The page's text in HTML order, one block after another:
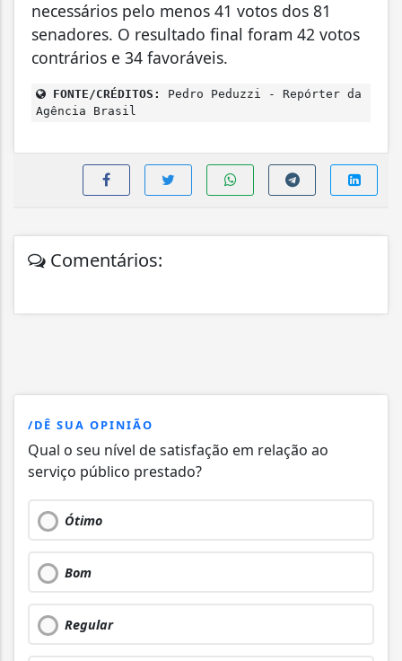
necessários pelo menos 41 votos dos 81
senadores. O resultado final foram 42 votos
contrários e 34 favoráveis.
FONTE/CRÉDITOS:
Pedro Peduzzi - Repórter da
Agência Brasil
Comentários:
/DÊ SUA OPINIÃO
Qual o seu nível de satisfação em relação ao
serviço público prestado?
Ótimo
Bom
Regular